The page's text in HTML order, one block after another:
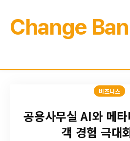
Change
비즈니스
공용사무실 AI와 메
객 경험 극대